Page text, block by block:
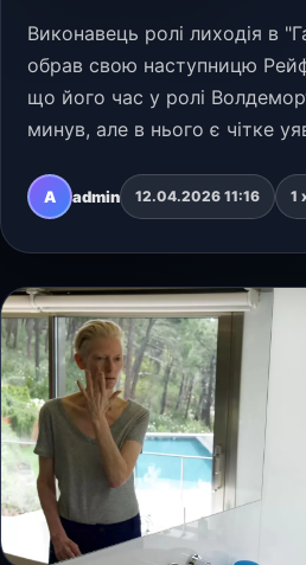
Виконавець ролі лиходія в
обрав свою наступницю
що його час у ролі
минув, але в нього є чітке
передати чарівну паличку
не…
A admin 12.04.2026 11:16 1